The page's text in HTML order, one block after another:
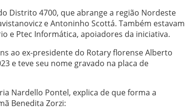
Distrito 4700, que abrange a região Nordeste
e Antoninho Scottá. Também estavam
e Ptec Informática, apoiadores da iniciativa.
ao ex-presidente do Rotary florense Alberto
e teve seu nome gravado na placa de
Nardello Pontel, explica de que forma a
Benedita Zorzi: